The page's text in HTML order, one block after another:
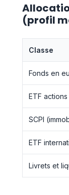
(profil
Classe
Fonds en
ETF actions
SCPI
ETF
Livrets et